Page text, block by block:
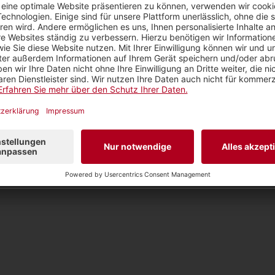
Sommerserie im Überblick
Montag, 17. Juli 2023, 19.00 Uhr, SRF 1